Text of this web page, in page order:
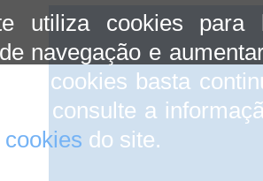
utiliza cookies para
navegação e
de cookies basta
consulte a
do site.